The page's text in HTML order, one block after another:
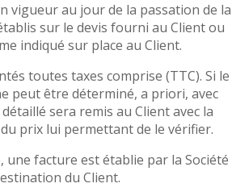
vigueur au jour de la passation de la
sur le devis fourni au Client ou
indiqué sur place au Client.
toutes taxes comprise (TTC). Si le
peut être déterminé, a priori, avec
sera remis au Client avec la
prix lui permettant de le vérifier.
une facture est établie par la Société
du Client.